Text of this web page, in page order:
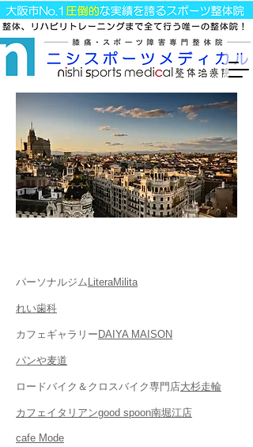
パーソナルジム LiteraMilita
れい歯科
カフェギャラリー DAIYA MAISON
パンや麦道
ロードバイク＆クロスバイク専門店大杉走輪
カフェイタリアンgood spoon南堀江店
cafe Mode